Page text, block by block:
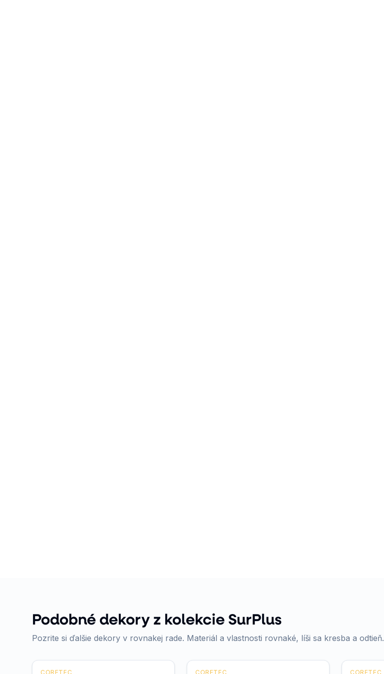
Podobné dekory z kolekcie SurPlus
Pozrite si ďalšie dekory v rovnakej rade. Materiál a vlastnosti rovnaké, líši sa kresba a odtieň.
CORETEC CORETEC CORETEC